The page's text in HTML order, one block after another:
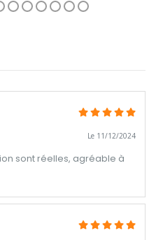
Le 11/12/2024
sont réelles, agréable à